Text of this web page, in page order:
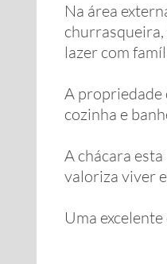
Na área
lazer com
A propriedade
cozinha e
A chácara
valoriza viver
Uma